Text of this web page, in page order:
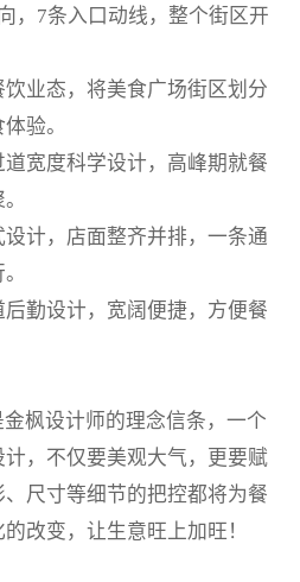
7条入口动线，整个街区开
业态，将美食广场街区划分
验。
宽度科学设计，高峰期就餐
计，店面整齐并排，一条通
勤设计，宽阔便捷，方便餐
枫设计师的理念信条，一个
，不仅要美观大气，更要赋
尺寸等细节的把控都将为餐
改变，让生意旺上加旺！